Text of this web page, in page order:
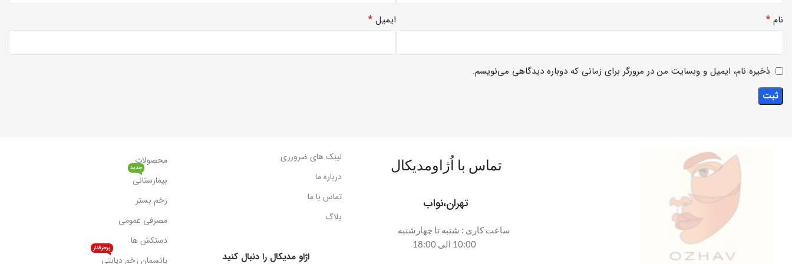
نام * ایمیل *
ذخیره نام، ایمیل و وبسایت من در مرورگر برای زمانی که دوباره دیدگاهی می‌نویسم.
تماس با اُژاومدیکال
تهران،نواب
ساعت کاری : شنبه تا چهارشنبه
لینک های ضرورری
درباره ما
تماس با ما
بلاگ
اژاو مدیکال را دنبال کنید
محصولات
بیمارستانی
جدید
زخم بستر
مصرفی عمومی
دستکش ها
پانسمان زخم دیابتی
پرطرفدار